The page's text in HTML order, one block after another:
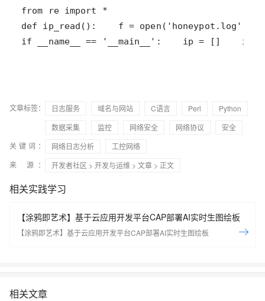
if __name__ == '__main__':    ip = []
文章标签： 日志服务 域名与网站 C语言 Perl
Python
数据采集
监控 网络安全 网络协议
安全
关键词：
网络日志分析
工控网络
来 源：
开发者社区 > 开发与运维 > 文章 > 正文
相关实践学习
【涂鸦即艺术】基于云应用开发平台CAP部署AI实时生图绘板
【涂鸦即艺术】基于云应用开发平台CAP部署AI实时生图绘板
相关文章